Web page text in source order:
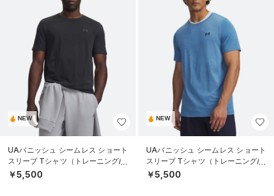
NEW
UAバニッシュ シームレス ショート
スリーブ Tシャツ（トレーニング/M
EN）
￥5,500
NEW
UAバニッシュ シームレス ショート
スリーブ Tシャツ（トレーニング/M
EN）
￥5,500